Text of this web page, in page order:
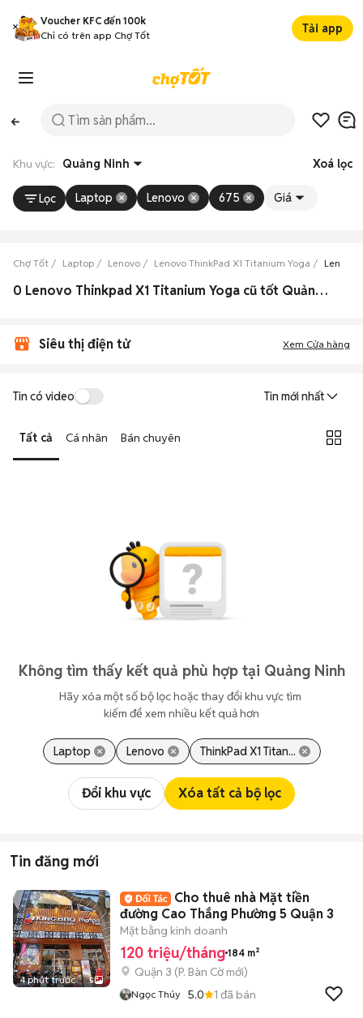
Voucher KFC đến 100k
Chỉ có trên app Chợ Tốt
Tải app
Khu vực: Quảng Ninh Xoá lọc
Lọc Laptop Lenovo 675 Giá
Chợ Tốt Laptop Lenovo Lenovo ThinkPad X1 Titanium Yoga Lenovo
0 Lenovo Thinkpad X1 Titanium Yoga cũ tốt Quảng Ninh
Siêu thị điện tử Xem Cửa hàng
Tin có video Tin mới nhất
Tất cả Cá nhân Bán chuyên
Không tìm thấy kết quả phù hợp tại Quảng Ninh
Hãy xóa một số bộ lọc hoặc thay đổi khu vực tìm
kiếm để xem nhiều kết quả hơn
Laptop Lenovo ThinkPad X1 Titan...
Đổi khu vực Xóa tất cả bộ lọc
Tin đăng mới
4 phút trước 5
Cho thuê nhà Mặt tiền
đường Cao Thắng Phường 5 Quận 3
Mặt bằng kinh doanh
120 triệu/tháng 184 m²
Quận 3 (P. Bàn Cờmới)
Ngọc Thúy 5.0 1 đã bán